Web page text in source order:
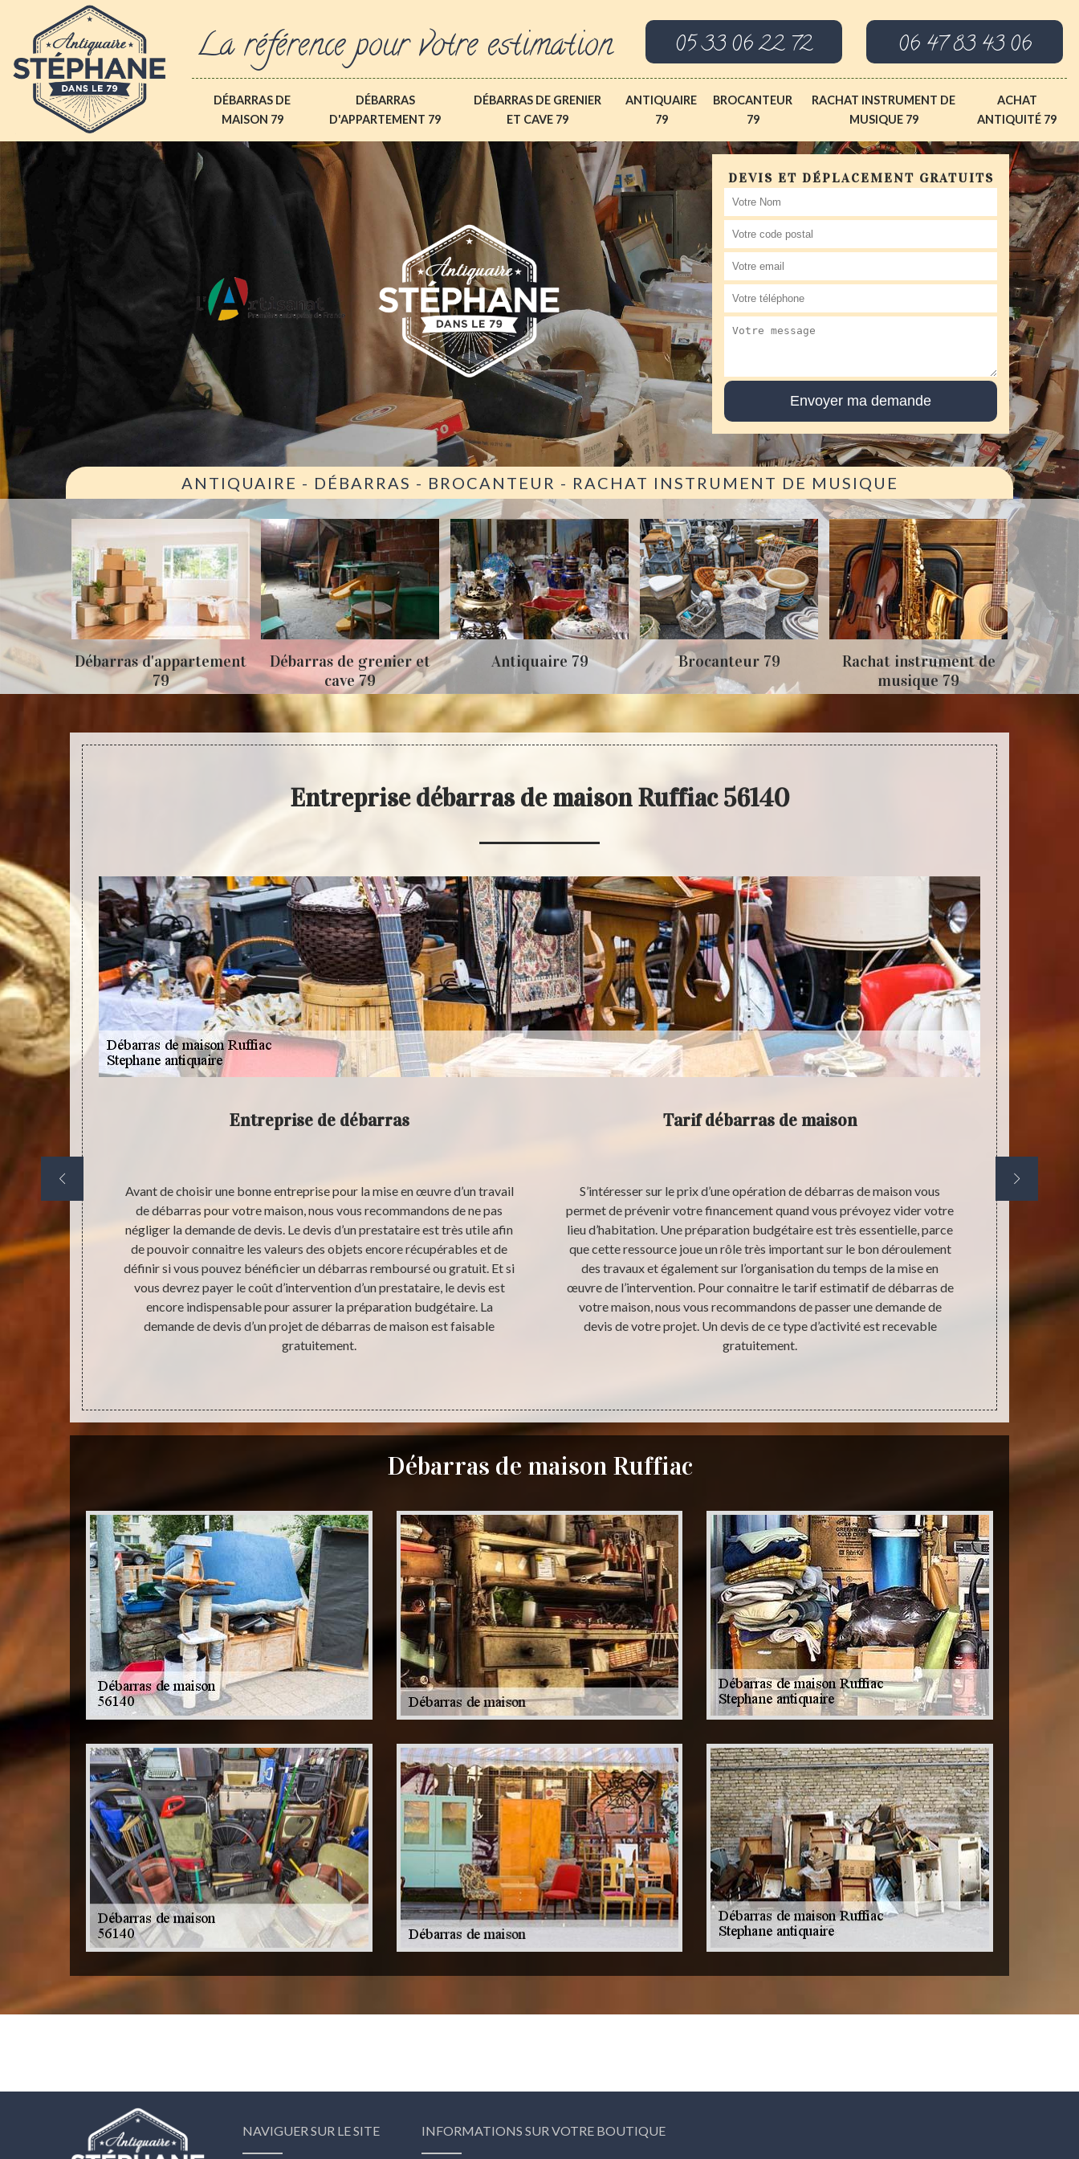
La référence pour votre estimation 05 33 06 22 72 06 47 83 43 06
DÉBARRAS DE
MAISON 79
DÉBARRAS
D'APPARTEMENT 79
DÉBARRAS DE GRENIER
ET CAVE 79
ANTIQUAIRE
79
BROCANTEUR
79
RACHAT INSTRUMENT DE
MUSIQUE 79
ACHAT
ANTIQUITÉ 79
DEVIS ET DÉPLACEMENT GRATUITS
ANTIQUAIRE - DÉBARRAS - BROCANTEUR - RACHAT INSTRUMENT DE MUSIQUE
79
Débarras d'appartement
79
Débarras de grenier et
cave 79
Antiquaire 79 Brocanteur 79
Rachat instrument de
musique 79
Entreprise débarras de maison Ruffiac 56140
moins
angle, le
non
dans votre
Entreprise de débarras
Avant de choisir une bonne entreprise pour la mise en œuvre d’un travail
de débarras pour votre maison, nous vous recommandons de ne pas
négliger la demande de devis. Le devis d’un prestataire est très utile afin
de pouvoir connaitre les valeurs des objets encore récupérables et de
définir si vous pouvez bénéficier un débarras remboursé ou gratuit. Et si
vous devrez payer le coût d’intervention d’un prestataire, le devis est
encore indispensable pour assurer la préparation budgétaire. La
demande de devis d’un projet de débarras de maison est faisable
gratuitement.
Tarif débarras de maison
S’intéresser sur le prix d’une opération de débarras de maison vous
permet de prévenir votre financement quand vous prévoyez vider votre
lieu d’habitation. Une préparation budgétaire est très essentielle, parce
que cette ressource joue un rôle très important sur le bon déroulement
des travaux et également sur l’organisation du temps de la mise en
œuvre de l’intervention. Pour connaitre le tarif estimatif de débarras de
votre maison, nous vous recommandons de passer une demande de
devis de votre projet. Un devis de ce type d’activité est recevable
gratuitement.
besoins.
avoir
Débarras de maison Ruffiac
NAVIGUER SUR LE SITE INFORMATIONS SUR VOTRE BOUTIQUE